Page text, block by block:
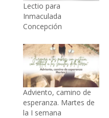
Lectio para
Inmaculada
Concepción
Adviento, camino de
esperanza. Martes de
la I semana